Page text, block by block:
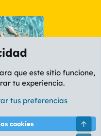
de privacidad Ayuda
que este sitio funcione,
tu experiencia.
tus preferencias
cookies